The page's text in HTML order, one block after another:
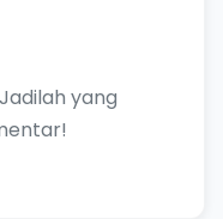
yang